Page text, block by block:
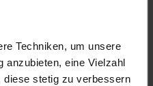
Techniken, um unsere
anzubieten, eine Vielzahl
stetig zu verbessern
mobil durch den